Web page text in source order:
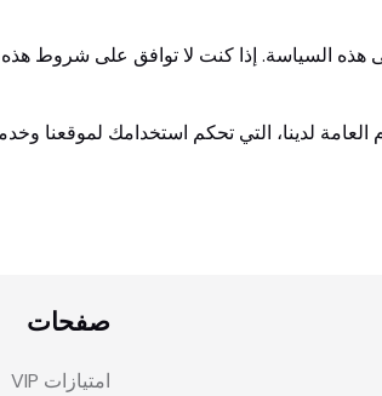
هذه السياسة. إذا كنت لا توافق على شروط
لدينا، التي تحكم استخدامك لموقعنا
صفحات
امتيازات VIP